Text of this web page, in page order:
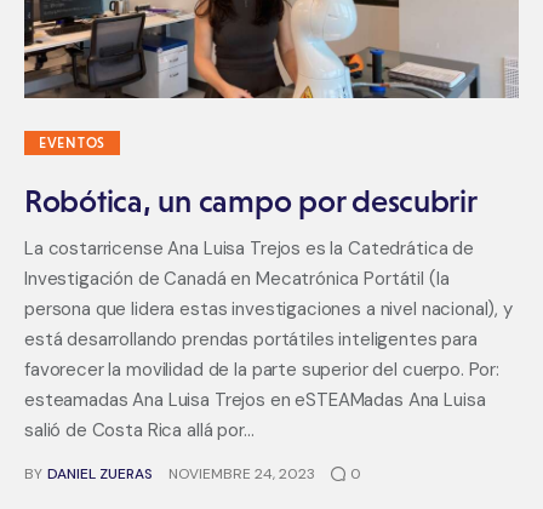
EVENTOS
Robótica, un campo por descubrir
La costarricense Ana Luisa Trejos es la Catedrática de
Investigación de Canadá en Mecatrónica Portátil (la
persona que lidera estas investigaciones a nivel nacional), y
está desarrollando prendas portátiles inteligentes para
favorecer la movilidad de la parte superior del cuerpo. Por:
esteamadas Ana Luisa Trejos en eSTEAMadas Ana Luisa
salió de Costa Rica allá por…
BY DANIEL ZUERAS NOVIEMBRE 24, 2023 0